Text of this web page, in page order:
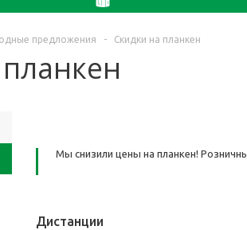
предложения - Скидки на планкен
Мы снизили цены на планкен!
Дистанции